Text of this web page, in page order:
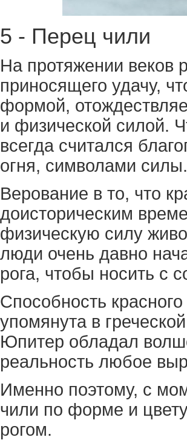
5 - Перец чили
На протяжении веков
приносящего удачу,
формой,
и физической силой.
всегда считался
огня, символами силы.
Верование в то, что
доисторическим
физическую силу
люди очень давно
рога, чтобы носить с
Способность
упомянута в
Юпитер обладал
реальность любое
Именно поэтому, с
чили по форме и
рогом.